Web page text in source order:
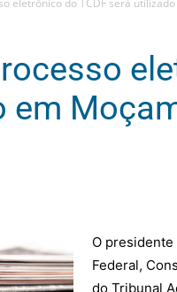
eletrônico do TCDF será
em
O
Federal,
do Tribunal